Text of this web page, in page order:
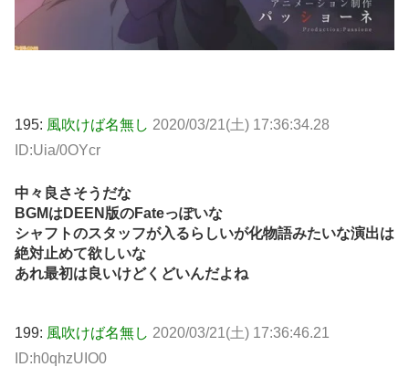
195: 風吹けば名無し 2020/03/21(土) 17:36:34.28
ID:Uia/0OYcr
中々良さそうだな
BGMはDEEN版のFateっぽいな
シャフトのスタッフが入るらしいが化物語みたいな演出は
絶対止めて欲しいな
あれ最初は良いけどくどいんだよね
199: 風吹けば名無し 2020/03/21(土) 17:36:46.21
ID:h0qhzUIO0